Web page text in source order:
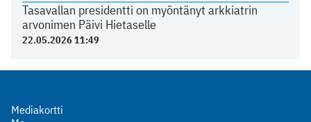
Tasavallan presidentti on myöntänyt arkkiatrin
arvonimen Päivi Hietaselle
22.05.2026 11:49
Mediakortti